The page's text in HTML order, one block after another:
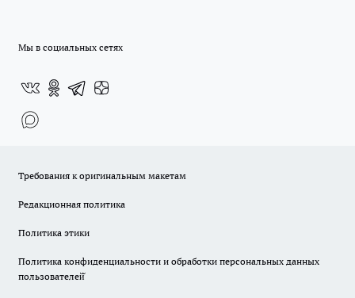
Мы в социальных сетях
Требования к оригинальным макетам
Редакционная политика
Политика этики
Политика конфиденциальности и обработки персональных данных
пользователей̆